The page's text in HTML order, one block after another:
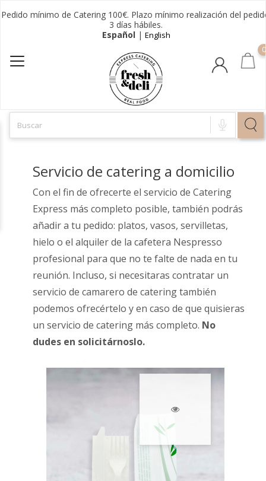
Pedido mínimo de Catering 100€. Plazo mínimo realización del
3 días hábiles.
Español| English
0
Servicio de catering a domicilio
Con el fin de ofrecerte el servicio de Catering
Express más completo posible, también podrás
añadir a tu pedido: platos, vasos, servilletas,
hielo o el alquiler de la cafetera Nespresso
profesional para que no te falte de nada en tu
reunión. Incluso, si necesitaras contratar un
servicio de camarero de catering también
podemos ofrecértelo y en caso de que quisieras
un servicio de catering más completo. No
dudes en solicitárnoslo.